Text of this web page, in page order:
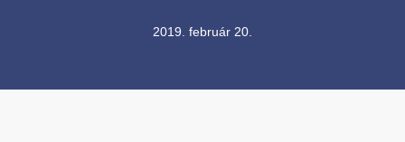
2019. február 20.